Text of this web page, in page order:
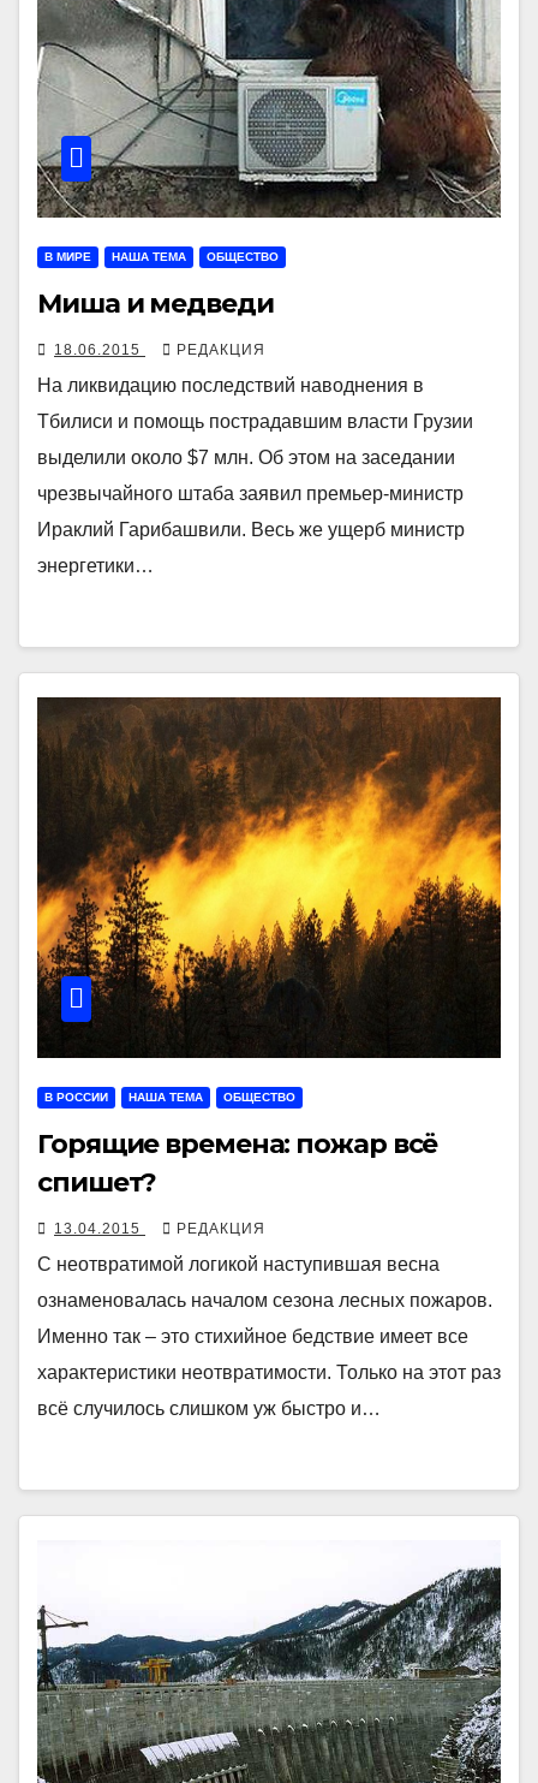
В МИРЕ НАША ТЕМА ОБЩЕСТВО
Миша и медведи
18.06.2015 РЕДАКЦИЯ
На ликвидацию последствий наводнения в
Тбилиси и помощь пострадавшим власти Грузии
выделили около $7 млн. Об этом на заседании
чрезвычайного штаба заявил премьер-министр
Ираклий Гарибашвили. Весь же ущерб министр
энергетики…
В РОССИИ НАША ТЕМА ОБЩЕСТВО
Горящие времена: пожар всё
спишет?
13.04.2015 РЕДАКЦИЯ
С неотвратимой логикой наступившая весна
ознаменовалась началом сезона лесных пожаров.
Именно так – это стихийное бедствие имеет все
характеристики неотвратимости. Только на этот раз
всё случилось слишком уж быстро и…